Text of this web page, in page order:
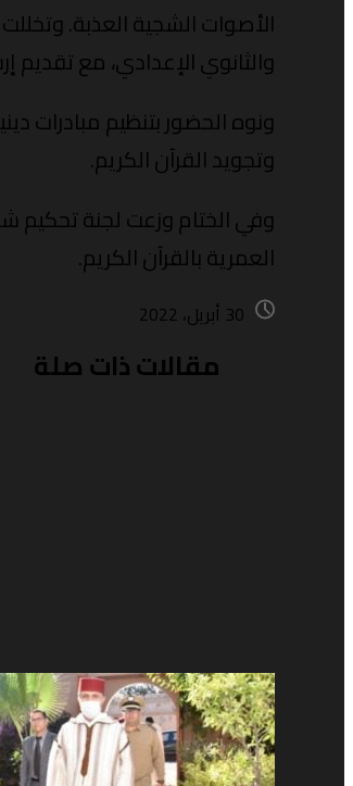
الأصوات الشجية العذبة.
والثانوي الإعدادي، مع تقديم
ونوه الحضور بتنظيم مبادرات
وتجويد القرآن الكريم.
وفي الختام وزعت لجنة تحكيم
العمرية بالقرآن الكريم.
30 أبريل، 2022
مقالات ذات صلة